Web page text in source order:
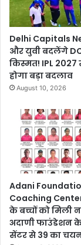
Delhi Capitals
और युवी बदलेंगे
किस्मत! IPL
होगा बड़ा बदलाव
August 10, 2026
Adani
Coaching
के बच्चों को मिली
अदाणी फाउंडेशन
सेंटर से 39 का